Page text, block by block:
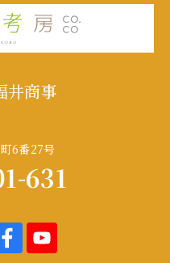
井商事
6番27号
631